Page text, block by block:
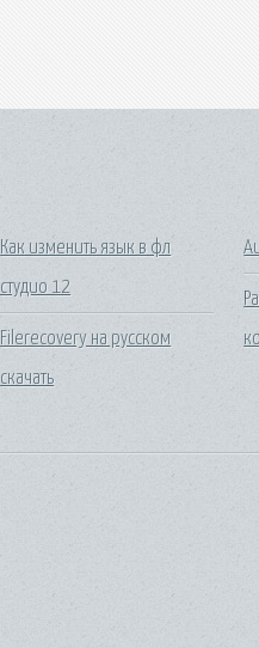
Как изменить язык в фл
студио 12
Filerecovery на русском
скачать